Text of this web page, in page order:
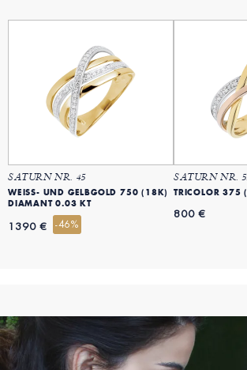
SATURN NR. 45
WEISS- UND GELBGOLD 750 (18K)
DIAMANT 0.03 KT
1390 € -46%
SATURN NR.
TRICOLOR 375
800 €